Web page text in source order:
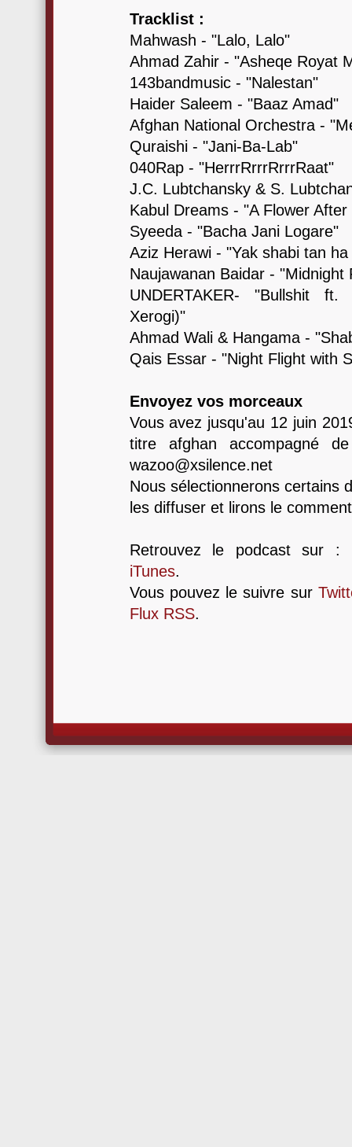
Tracklist :
Mahwash - "Lalo, Lalo"
Ahmad Zahir - "Asheqe Royat
143bandmusic - "Nalestan"
Haider Saleem - "Baaz Amad"
Afghan National Orchestra -
Quraishi - "Jani-Ba-Lab"
040Rap - "HerrrRrrrRrrrRaat"
J.C. Lubtchansky & S.
Kabul Dreams - "A Flower After
Syeeda - "Bacha Jani Logare"
Aziz Herawi - "Yak shabi tan ha
Naujawanan Baidar - "Midnight
UNDERTAKER- "Bullshit
Xerogi)"
Ahmad Wali & Hangama -
Qais Essar - "Night Flight with
Envoyez vos morceaux
Vous avez jusqu'au 12 juin
titre afghan accompagné
wazoo@xsilence.net
Nous sélectionnerons certains
les diffuser et lirons le
Retrouvez le podcast sur :
iTunes.
Vous pouvez le suivre sur
Flux RSS.